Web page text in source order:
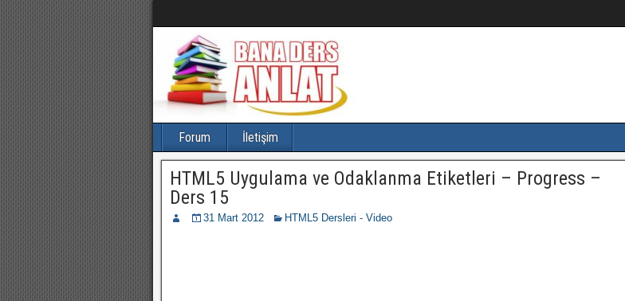
Forum İletişim
HTML5 Uygulama ve Odaklanma Etiketleri – Progress –
Ders 15
31 Mart 2012 HTML5 Dersleri - Video